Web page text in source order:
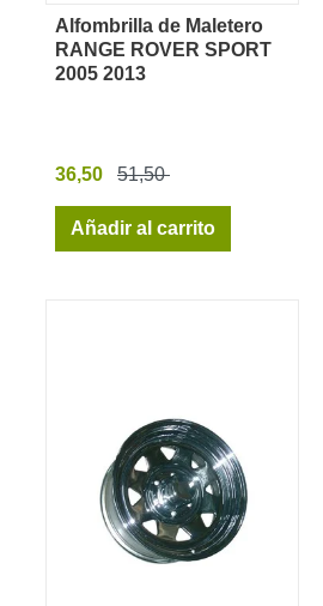
Vista rápida
Alfombrilla de Maletero
RANGE ROVER SPORT
2005 2013
36,50 51,50
Añadir al carrito